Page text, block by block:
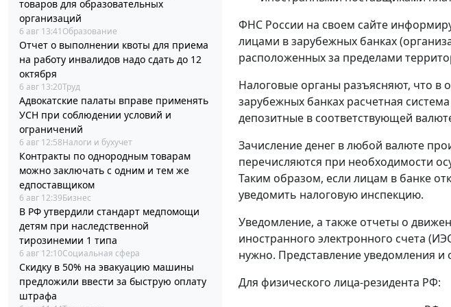
товаров для образовательных
организаций
6 авг 13:41 Образование
Отчет о выполнении квоты для приема
на работу инвалидов надо сдать до 12
октября
6 авг 13:20Труд
Адвокатские палаты вправе применять
УСН при соблюдении условий и
ограничений
6 авг 12:58Налоги и бухучет
Контракты по однородным товарам
можно заключать с одним и тем же
едпоставщиком
6 авг 12:39Бизнес
В РФ утвердили стандарт медпомощи
детям при наследственной
тирозинемии 1 типа
6 авг 12:10Социальная сфера
Скидку в 50% на эвакуацию машины
предложили ввести за быструю оплату
штрафа
ФНС России на своем сайте
лицами в зарубежных банках
расположенных за пределами
Налоговые органы разъясняют, что
зарубежных банках расчетная
депозитные в соответствующей
Зачисление денег в любой валюте
перечисляются при необходимости
Таким образом, если лицам в банке
уведомить налоговую инспекцию.
Уведомление, а также отчеты о
иностранного электронного счета
нужно. Представление уведомления и
Для физического лица-резидента РФ: